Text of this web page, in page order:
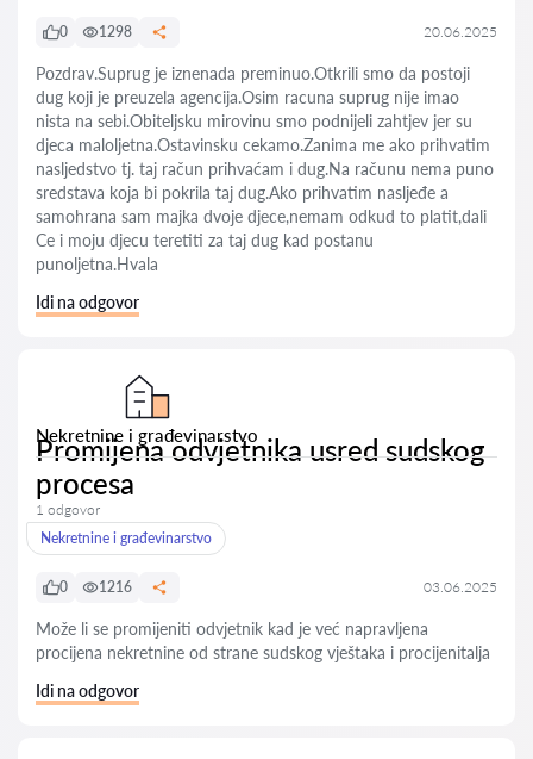
0 1298 20.06.2025
Pozdrav.Suprug je iznenada preminuo.Otkrili smo da postoji
dug koji je preuzela agencija.Osim racuna suprug nije imao
nista na sebi.Obiteljsku mirovinu smo podnijeli zahtjev jer su
djeca maloljetna.Ostavinsku cekamo.Zanima me ako prihvatim
nasljedstvo tj. taj račun prihvaćam i dug.Na računu nema puno
sredstava koja bi pokrila taj dug.Ako prihvatim nasljeđe a
samohrana sam majka dvoje djece,nemam odkud to platit,dali
Ce i moju djecu teretiti za taj dug kad postanu
punoljetna.Hvala
Idi na odgovor
Nekretnine i građevinarstvo
Promijena odvjetnika usred sudskog
procesa
1 odgovor
Nekretnine i građevinarstvo
0 1216 03.06.2025
Može li se promijeniti odvjetnik kad je već napravljena
procijena nekretnine od strane sudskog vještaka i procijenitalja
Idi na odgovor